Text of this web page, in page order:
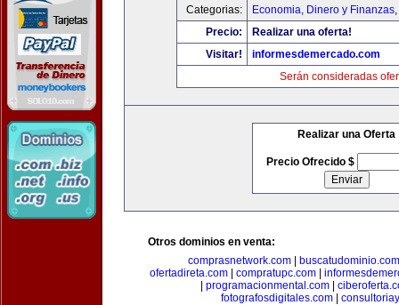
Categorias:
Economia, Dinero y Finanzas,
Precio:
Realizar una oferta!
Visitar!
informesdemercado.com
Serán consideradas
Realizar una Oferta
Precio Ofrecido $
Otros dominios en venta:
comprasnetwork.com
buscatudominio.com
ofertadireta.com| compratupc.com|
programacionmental.com|
fotografosdigitales.com|